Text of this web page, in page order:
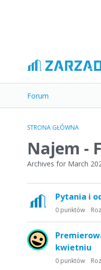
Forum
STRONA GŁÓWNA
Najem -
Archives for March
s
t
a
d
Pytania i
0 punktów
kwietniu
0 punktów